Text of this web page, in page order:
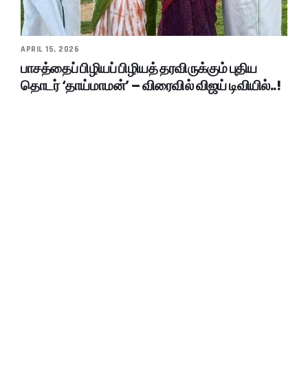
APRIL 15, 2026
பாசத்தைப் பிழியப் பிழியத் தரவிருக்கும் புதிய
தொடர் ‘தாய்மாமன்’ – விரைவில் விஜய் டிவியில்..!